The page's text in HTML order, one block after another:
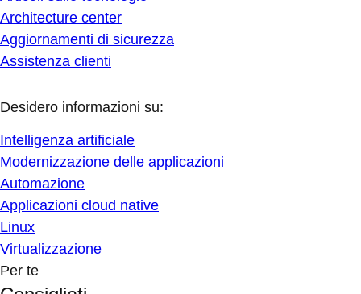
Architecture center
Aggiornamenti di sicurezza
Assistenza clienti
Desidero informazioni su:
Intelligenza artificiale
Modernizzazione delle applicazioni
Automazione
Applicazioni cloud native
Linux
Virtualizzazione
Per te